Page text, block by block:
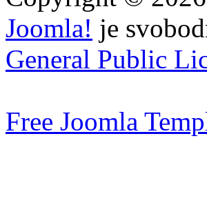
Joomla! je
General Public
Free Joomla